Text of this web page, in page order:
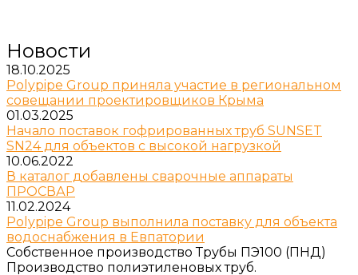
Новости
18.10.2025
Polypipe Group приняла участие в региональном
совещании проектировщиков Крыма
01.03.2025
Начало поставок гофрированных труб SUNSET
SN24 для объектов с высокой нагрузкой
10.06.2022
В каталог добавлены сварочные аппараты
ПРОСВАР
11.02.2024
Polypipe Group выполнила поставку для объекта
водоснабжения в Евпатории
Собственное производство Трубы ПЭ100 (ПНД)
Производство полиэтиленовых труб.